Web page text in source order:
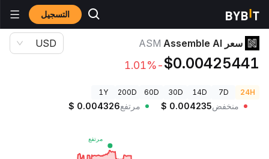
التسجيل أسعار العملات الرقمية
سعر Assemble AI ASM
$0.00425441
-1.01%
USD
24H
7D
14D
30D
60D
200D
1Y
منخفض $ 0.004235 مرتفع $ 0.004326